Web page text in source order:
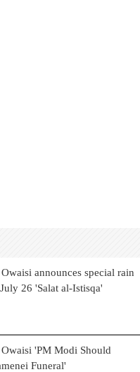
announces special rain
26 'Salat al-Istisqa'
'PM Modi Should
Funeral'